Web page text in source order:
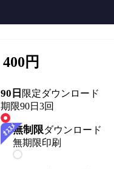
400円
90日 限定ダウンロード
期限90日 3回
無制限ダウンロード
無期限印刷